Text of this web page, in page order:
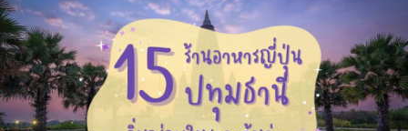
ชาบูชาบู/สุกี้ยากี้
แกงกะหรี่ญี่ปุ่น
ไก่ย่างเสียบไม้สไตล์ญี่ปุ่น
โซบะ/อุด้ง
ทองหล่อ
เอกมัย
พร้อมพงษ์
อโศก
บทความที่KOLแนะนำ